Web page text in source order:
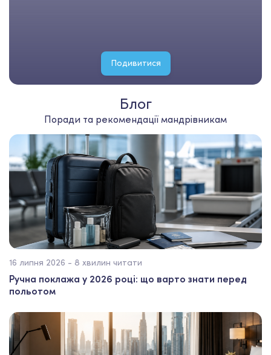
Подивитися
Блог
Поради та рекомендації мандрівникам
16 липня 2026 - 8 хвилин читати
Ручна поклажа у 2026 році: що варто знати перед
польотом